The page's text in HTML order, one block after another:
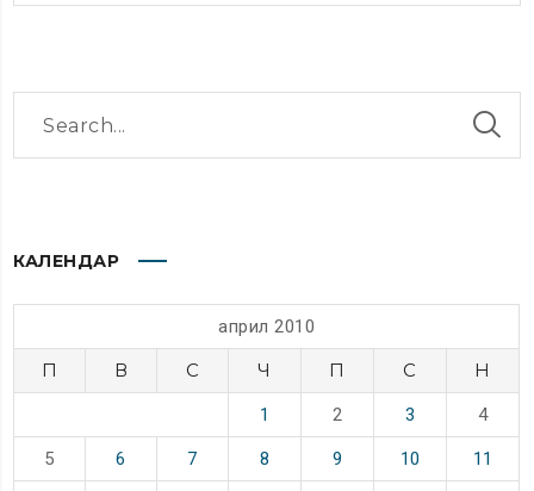
КАЛЕНДАР
април 2010
П В С Ч П С Н
1 2 3 4
5 6 7 8 9 10 11